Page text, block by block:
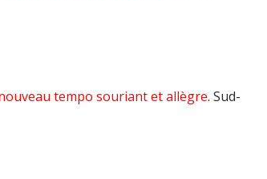
tempo souriant et allègre. Sud-